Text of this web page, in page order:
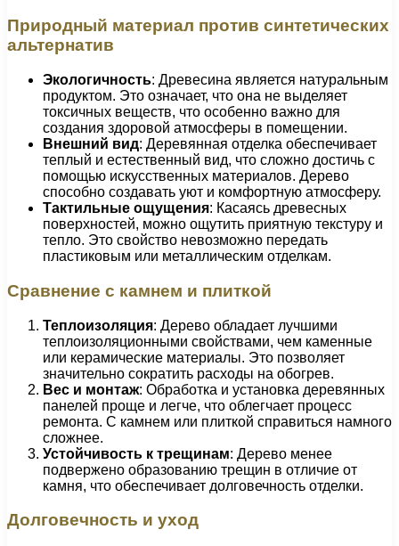
Природный материал против синтетических
альтернатив
Экологичность: Древесина является натуральным
продуктом. Это означает, что она не выделяет
токсичных веществ, что особенно важно для
создания здоровой атмосферы в помещении.
Внешний вид: Деревянная отделка обеспечивает
теплый и естественный вид, что сложно достичь с
помощью искусственных материалов. Дерево
способно создавать уют и комфортную атмосферу.
Тактильные ощущения: Касаясь древесных
поверхностей, можно ощутить приятную текстуру и
тепло. Это свойство невозможно передать
пластиковым или металлическим отделкам.
Сравнение с камнем и плиткой
Теплоизоляция: Дерево обладает лучшими
теплоизоляционными свойствами, чем каменные
или керамические материалы. Это позволяет
значительно сократить расходы на обогрев.
Вес и монтаж: Обработка и установка деревянных
панелей проще и легче, что облегчает процесс
ремонта. С камнем или плиткой справиться намного
сложнее.
Устойчивость к трещинам: Дерево менее
подвержено образованию трещин в отличие от
камня, что обеспечивает долговечность отделки.
Долговечность и уход